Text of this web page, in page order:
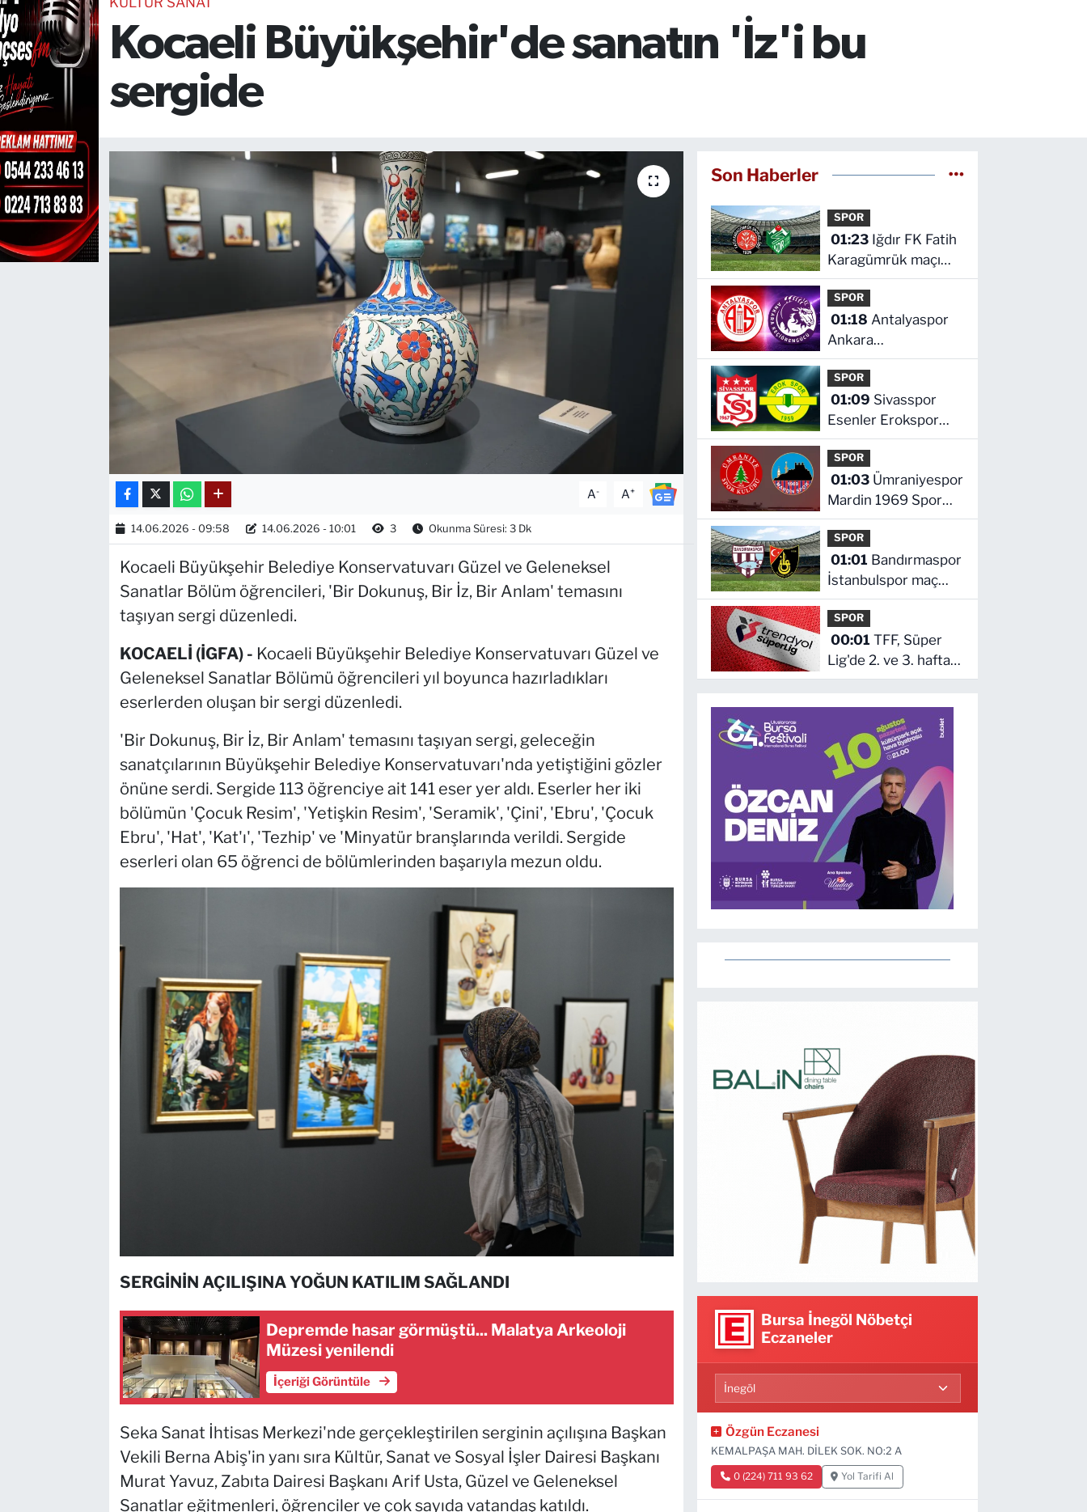
Kocaeli Büyükşehir'de sanatın 'İz'i bu
sergide
A- A+
14.06.2026 - 09:58 14.06.2026 - 10:01 3 Okunma Süresi: 3 Dk
Kocaeli Büyükşehir Belediye Konservatuvarı Güzel ve Geleneksel
Sanatlar Bölüm öğrencileri, 'Bir Dokunuş, Bir İz, Bir Anlam' temasını
taşıyan sergi düzenledi.
KOCAELİ (İGFA) - Kocaeli Büyükşehir Belediye Konservatuvarı Güzel ve
Geleneksel Sanatlar Bölümü öğrencileri yıl boyunca hazırladıkları
eserlerden oluşan bir sergi düzenledi.
'Bir Dokunuş, Bir İz, Bir Anlam' temasını taşıyan sergi, geleceğin
sanatçılarının Büyükşehir Belediye Konservatuvarı'nda yetiştiğini gözler
önüne serdi. Sergide 113 öğrenciye ait 141 eser yer aldı. Eserler her iki
bölümün 'Çocuk Resim', 'Yetişkin Resim', 'Seramik', 'Çini', 'Ebru', 'Çocuk
Ebru', 'Hat', 'Kat'ı', 'Tezhip' ve 'Minyatür branşlarında verildi. Sergide
eserleri olan 65 öğrenci de bölümlerinden başarıyla mezun oldu.
SERGİNİN AÇILIŞINA YOĞUN KATILIM SAĞLANDI
Depremde hasar görmüştü... Malatya Arkeoloji
Müzesi yenilendi
İçeriği Görüntüle
Seka Sanat İhtisas Merkezi'nde gerçekleştirilen serginin açılışına Başkan
Vekili Berna Abiş'in yanı sıra Kültür, Sanat ve Sosyal İşler Dairesi Başkanı
Murat Yavuz, Zabıta Dairesi Başkanı Arif Usta, Güzel ve Geleneksel
Sanatlar eğitmenleri, öğrenciler ve çok sayıda vatandaş katıldı.
Son Haberler
SPOR
01:23
Karagümrük maçı
hangi kanalda saat
kaçta
SPOR
01:18 Antalyaspor
Ankara
Keçiörengücü maçı
hangi kanalda saat
kaçta
SPOR
01:09
Esenler Erokspor
maçı hangi kanalda
saat kaçta
SPOR
01:03
Mardin 1969 Spor
maçı hangi kanalda
saat kaçta!
SPOR
01:01
İstanbulspor maç
hangi kanalda saat
kaçta
SPOR
00:01 TFF, Süper
Lig'de 2. ve 3. hafta
programlarını
başlama saati
Bursa İnegöl Nöbetçi
Eczaneler
Özgün Eczanesi
KEMALPAŞA MAH. DİLEK SOK. NO:2 A
0 (224) 711 93 62 Yol Tarifi Al
TEKNOLOJİ
CANLI DİNLE
RESMİ İLANLAR
Gencsesfm Canlı Dinle